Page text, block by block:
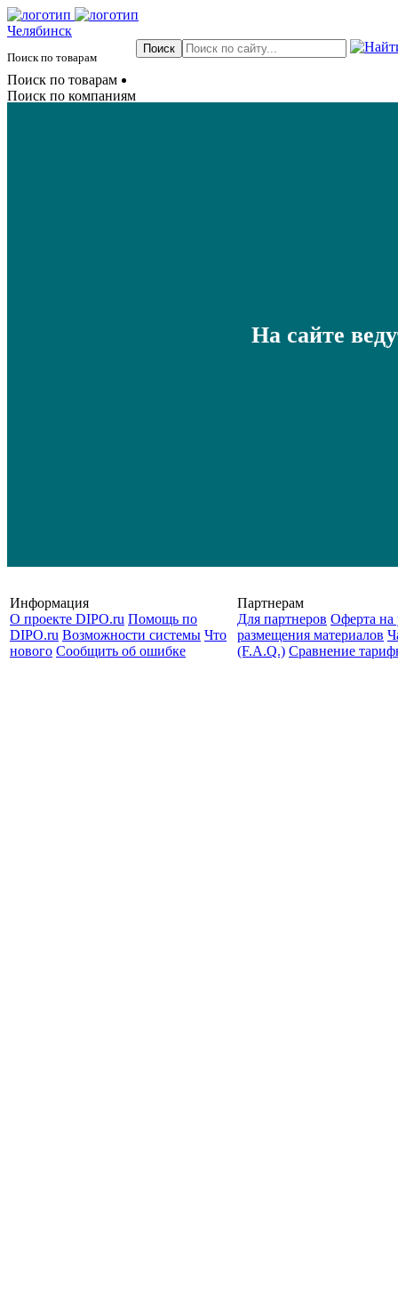
Челябинск
Поиск по товарам
Поиск по товарам
Поиск по компаниям
На сайте
Информация
О проекте DIPO.ru Помощь по
DIPO.ru Возможности системы Что
нового Сообщить об ошибке
Партнерам
Для партнеров Оферта на
размещения материалов
(F.A.Q.) Cравнение